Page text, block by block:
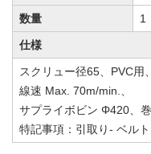
数量 1
仕様
スクリュー径65、PVC用
線速 Max. 70m/min.、
サプライボビン Φ420、
特記事項：引取り- ベル